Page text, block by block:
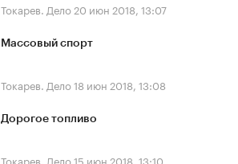
Токарев. Дело 20 июн 2018, 13:07
Массовый спорт
Токарев. Дело18 июн 2018, 13:08
Дорогое топливо
Токарев. Дело15 июн 2018, 13:10